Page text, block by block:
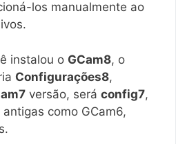
los manualmente ao
instalou o GCam8, o
Configurações8,
versão, será config7,
como GCam6,